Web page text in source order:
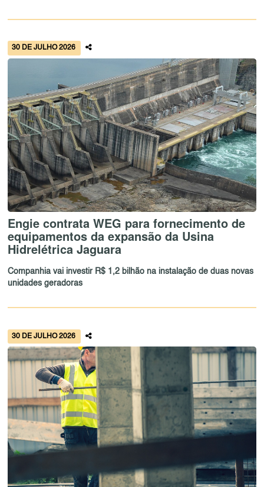
30 DE JULHO 2026
Engie contrata WEG para fornecimento de
equipamentos da expansão da Usina
Hidrelétrica Jaguara
Companhia vai investir R$ 1,2 bilhão na instalação de duas novas
unidades geradoras
30 DE JULHO 2026